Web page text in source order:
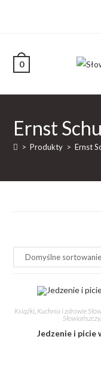
0
Ernst
> Produkty > Ernst
Książki, Kuchnia i zdrowie
Jedzenie i picie